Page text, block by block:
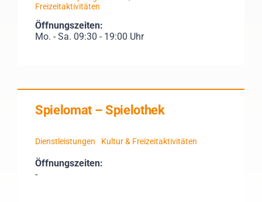
Freizeitaktivitäten
Öffnungszeiten:
Mo. - Sa. 09:30 - 19:00 Uhr
Spielomat – Spielothek
Dienstleistungen Kultur & Freizeitaktivitäten
Öffnungszeiten:
-